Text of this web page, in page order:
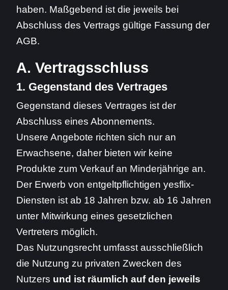
haben. Maßgebend ist die jeweils bei
Abschluss des Vertrags gültige Fassung der
AGB.
A. Vertragsschluss
1. Gegenstand des Vertrages
Gegenstand dieses Vertrages ist der
Abschluss eines Abonnements.
Unsere Angebote richten sich nur an
Erwachsene, daher bieten wir keine
Produkte zum Verkauf an Minderjährige an.
Der Erwerb von entgeltpflichtigen yesflix-
Diensten ist ab 18 Jahren bzw. ab 16 Jahren
unter Mitwirkung eines gesetzlichen
Vertreters möglich.
Das Nutzungsrecht umfasst ausschließlich
die Nutzung zu privaten Zwecken des
Nutzers und ist räumlich auf den jeweils